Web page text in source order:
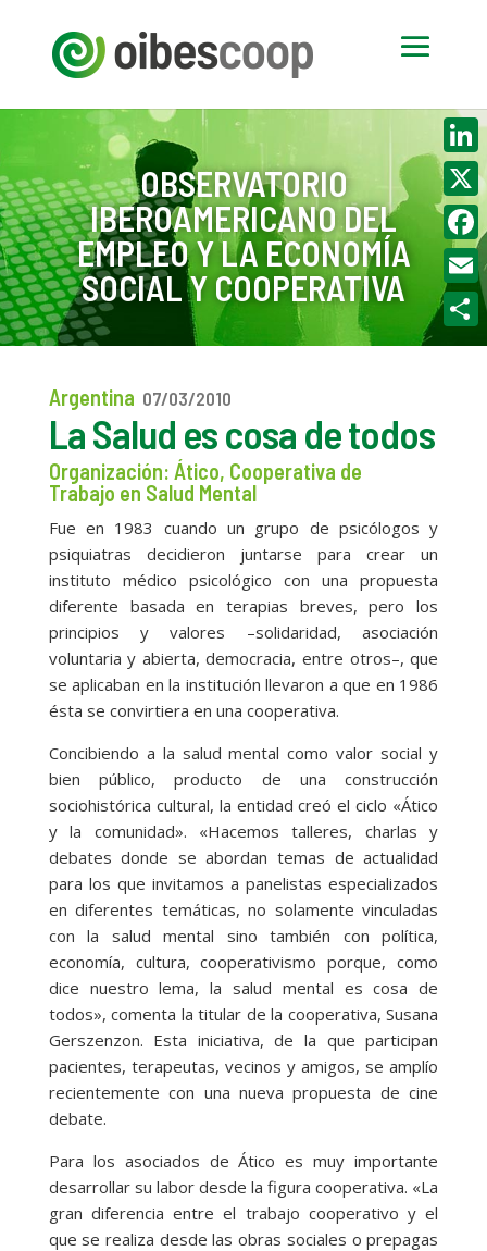
OBSERVATORIO
IBEROAMERICANO DEL
EMPLEO Y LA ECONOMÍA
SOCIAL Y COOPERATIVA
Argentina 07/03/2010
La Salud es cosa de todos
Organización: Ático, Cooperativa de
Trabajo en Salud Mental
Fue en 1983 cuando un grupo de psicólogos y
psiquiatras decidieron juntarse para crear un
instituto médico psicológico con una propuesta
diferente basada en terapias breves, pero los
principios y valores –solidaridad, asociación
voluntaria y abierta, democracia, entre otros–, que
se aplicaban en la institución llevaron a que en 1986
ésta se convirtiera en una cooperativa.
Concibiendo a la salud mental como valor social y
bien público, producto de una construcción
sociohistórica cultural, la entidad creó el ciclo «Ático
y la comunidad». «Hacemos talleres, charlas y
debates donde se abordan temas de actualidad
para los que invitamos a panelistas especializados
en diferentes temáticas, no solamente vinculadas
con la salud mental sino también con política,
economía, cultura, cooperativismo porque, como
dice nuestro lema, la salud mental es cosa de
todos», comenta la titular de la cooperativa, Susana
Gerszenzon. Esta iniciativa, de la que participan
pacientes, terapeutas, vecinos y amigos, se amplío
recientemente con una nueva propuesta de cine
debate.
Para los asociados de Ático es muy importante
desarrollar su labor desde la figura cooperativa. «La
gran diferencia entre el trabajo cooperativo y el
que se realiza desde las obras sociales o prepagas
X
Email